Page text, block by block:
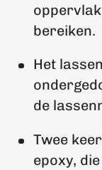
bereiken.
Het
de
Twee
epoxy,